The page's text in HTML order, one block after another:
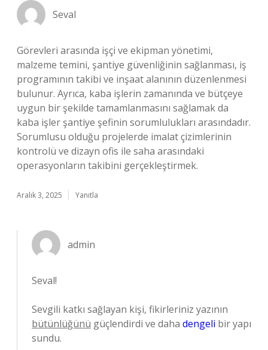
Seval
Görevleri arasında işçi ve ekipman yönetimi,
malzeme temini, şantiye güvenliğinin sağlanması, iş
programının takibi ve inşaat alanının düzenlenmesi
bulunur. Ayrıca, kaba işlerin zamanında ve bütçeye
uygun bir şekilde tamamlanmasını sağlamak da
kaba işler şantiye şefinin sorumlulukları arasındadır.
Sorumlusu olduğu projelerde imalat çizimlerinin
kontrolü ve dizayn ofis ile saha arasındaki
operasyonların takibini gerçekleştirmek.
Aralık 3, 2025 Yanıtla
admin
Seval!
Sevgili katkı sağlayan kişi, fikirleriniz yazının
bütünlüğünü güçlendirdi ve daha dengeli bir yapı
sundu.